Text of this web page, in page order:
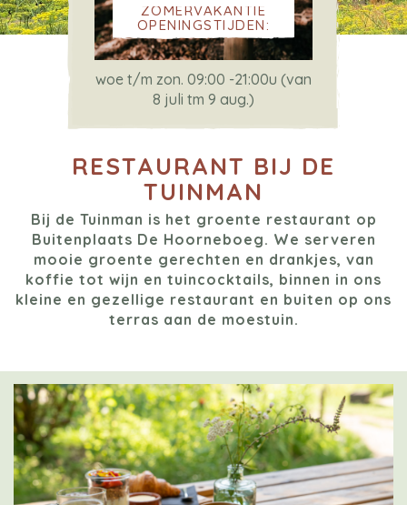
RESTAURANT BIJ DE
TUINMAN
Bij de Tuinman is het groente restaurant op
Buitenplaats De Hoorneboeg. We serveren
mooie groente gerechten en drankjes, van
koffie tot wijn en tuincocktails, binnen in ons
kleine en gezellige restaurant en buiten op ons
terras aan de moestuin.
ZOMERVAKANTIE
OPENINGSTIJDEN:
woe t/m zon. 09:00 -21:00u (van
8 juli tm 9 aug.)